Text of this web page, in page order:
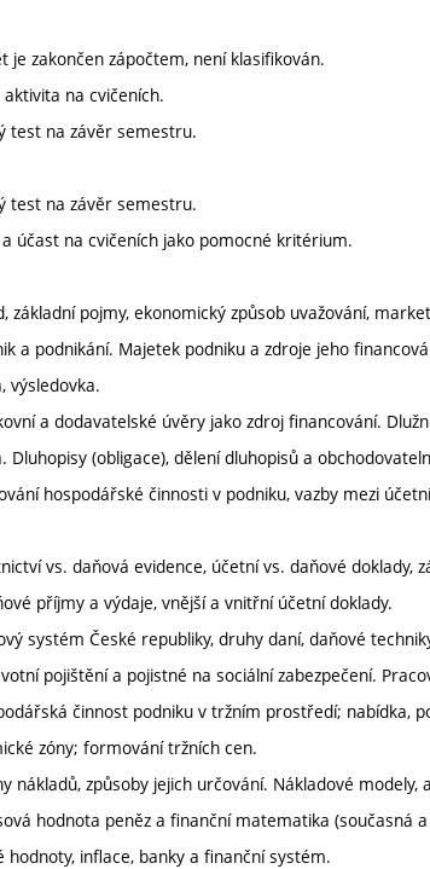
je zakončen zápočtem, není klasifikován.
aktivita na cvičeních.
test na závěr semestru.
test na závěr semestru.
účast na cvičeních jako pomocné kritérium.
základní pojmy, ekonomický způsob uvažování,
a podnikání. Majetek podniku a zdroje jeho
výsledovka.
a dodavatelské úvěry jako zdroj financování.
Dluhopisy (obligace), dělení dluhopisů a
hospodářské činnosti v podniku, vazby mezi
vs. daňová evidence, účetní vs. daňové doklady,
příjmy a výdaje, vnější a vnitřní účetní doklady.
systém České republiky, druhy daní, daňové
pojištění a pojistné na sociální zabezpečení.
činnost podniku v tržním prostředí; nabídka,
zóny; formování tržních cen.
nákladů, způsoby jejich určování. Nákladové modely,
hodnota peněz a finanční matematika (současná
hodnoty, inflace, banky a finanční systém.